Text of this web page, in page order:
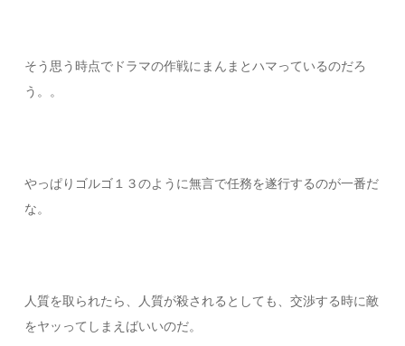
そう思う時点でドラマの作戦にまんまとハマっているのだろ
う。。
やっぱりゴルゴ１３のように無言で任務を遂行するのが一番だ
な。
人質を取られたら、人質が殺されるとしても、交渉する時に敵
をヤッってしまえばいいのだ。